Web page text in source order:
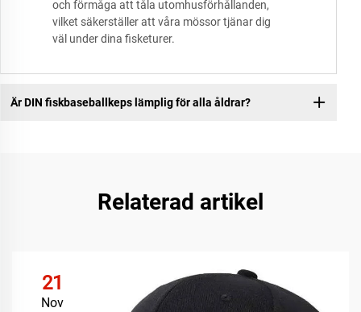
och förmåga att tåla utomhusförhållanden,
vilket säkerställer att våra mössor tjänar dig
väl under dina fisketurer.
Är DIN fiskbaseballkeps lämplig för alla åldrar?
Relaterad artikel
21
Nov